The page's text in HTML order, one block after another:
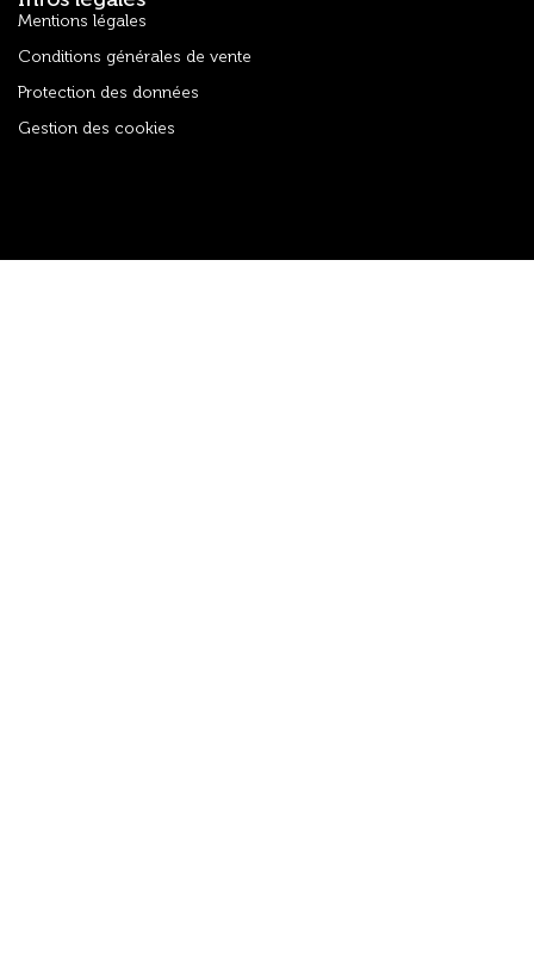
Mentions légales
Conditions générales de vente
Protection des données
Gestion des cookies